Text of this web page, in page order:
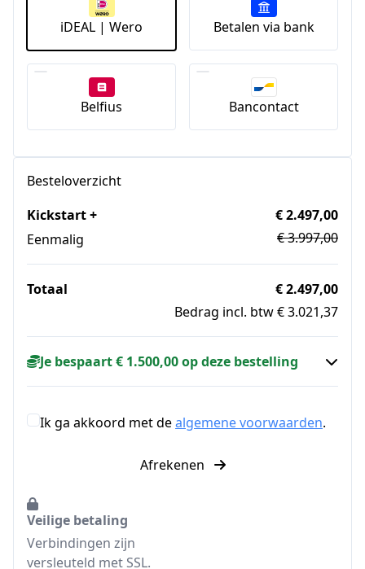
iDEAL | Wero Betalen via bank
Belfius Bancontact
Besteloverzicht
Kickstart +
Eenmalig
€ 2.497,00
€ 3.997,00
Totaal
€ 2.497,00
Bedrag incl. btw € 3.021,37
Je bespaart € 1.500,00 op deze bestelling
Ik ga akkoord met dealgemene voorwaarden.
Afrekenen
Veilige betaling
Verbindingen zijn
versleuteld met SSL.